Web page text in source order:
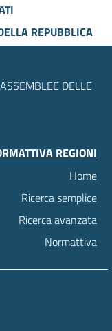
REPUBBLICA
DELLE
REGIONI
Home
Ricerca semplice
Ricerca avanzata
Normattiva